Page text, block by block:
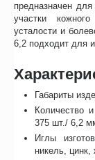
предназначен
участки
усталости и
6,2 подходит для
Габариты
Количество
375 шт./ 6,2
Иглы
никель, цинк,